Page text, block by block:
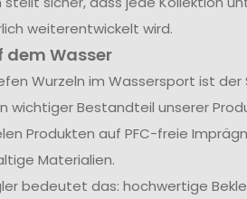
weiterentwickelt wird.
Wasser
Wurzeln im Wassersport ist der
wichtiger Bestandteil unserer
Produkten auf PFC-freie
Materialien.
bedeutet das: hochwertige